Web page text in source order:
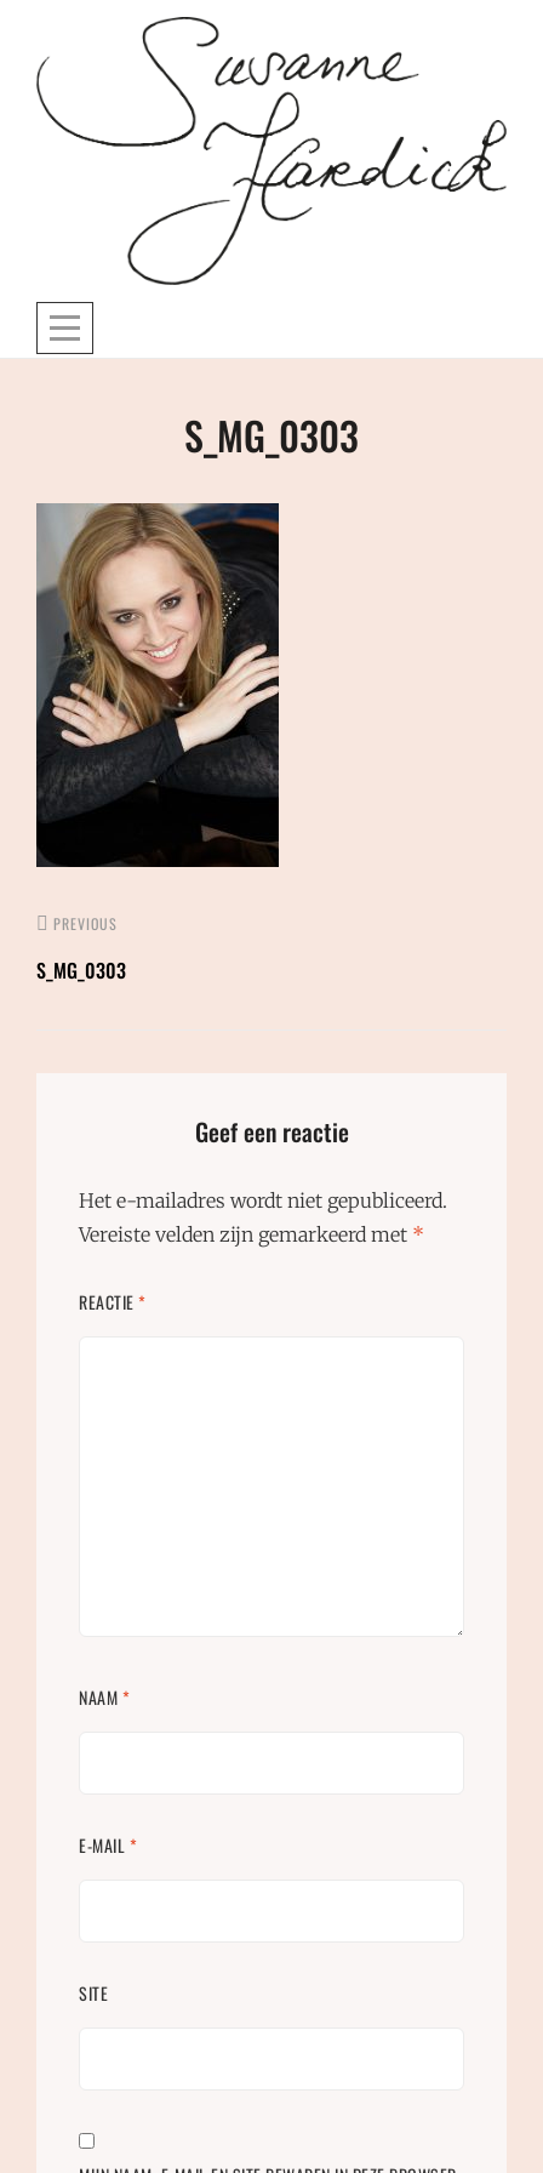
content
S_MG_0303
PREVIOUS
S_MG_0303
Geef een reactie
Het e-mailadres wordt niet gepubliceerd.
Vereiste velden zijn gemarkeerd met *
REACTIE*
NAAM*
E-MAIL *
SITE